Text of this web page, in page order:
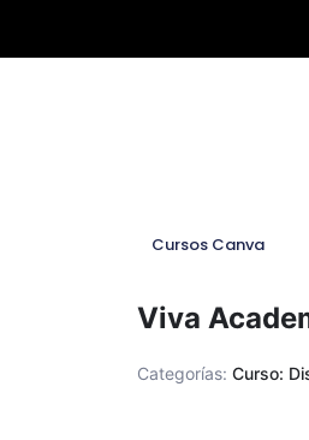
Cursos Canva
Viva
Categorías: Curso: